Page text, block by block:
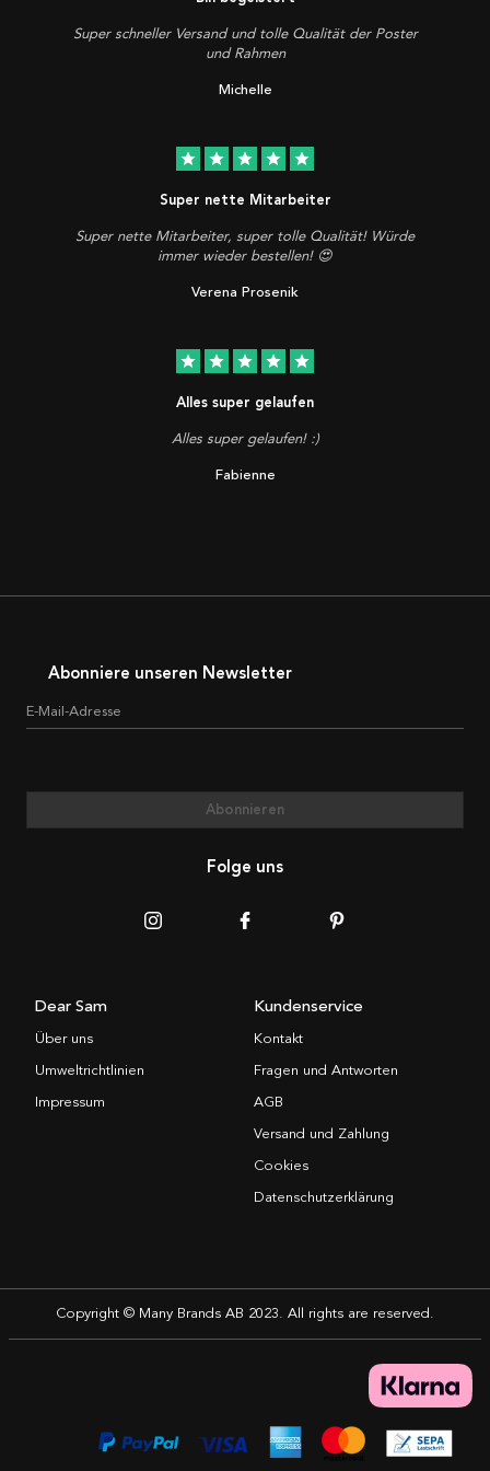
Super schneller Versand und tolle Qualität der Poster
und Rahmen
Michelle
star star star star star
Super nette Mitarbeiter
Super nette Mitarbeiter, super tolle Qualität! Würde
immer wieder bestellen! 😍
Verena Prosenik
star star star star star
Alles super gelaufen
Alles super gelaufen! :)
Fabienne
Abonniere unseren Newsletter
E-Mail-Adresse
Abonnieren
Folge uns
Dear Sam
Über uns
Umweltrichtlinien
Impressum
Kundenservice
Kontakt
Fragen und Antworten
AGB
Versand und Zahlung
Cookies
Datenschutzerklärung
Copyright © Many Brands AB 2023. All rights are reserved.